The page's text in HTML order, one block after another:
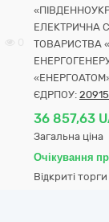
ЕЛЕКТРИЧНА
ТОВАРИСТВА
ЄДРПОУ:
36 857,63
Загальна ціна
Очікування
Відкриті